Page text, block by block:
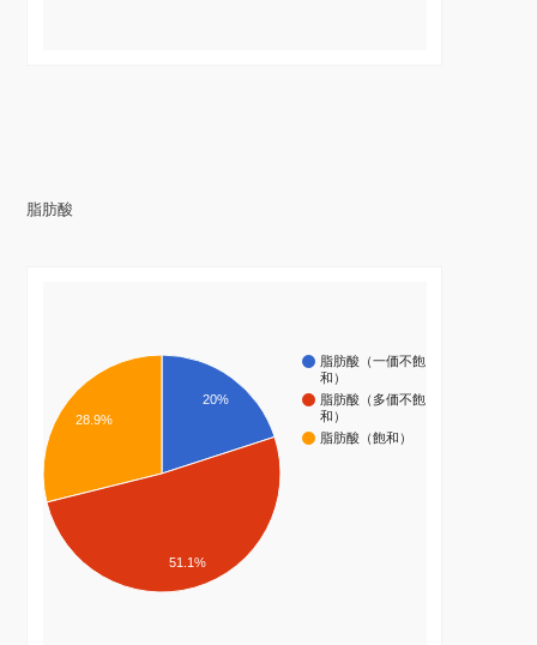
脂肪酸
脂肪酸（一価不飽
和）
脂肪酸（多価不飽
和）
脂肪酸（飽和）
20%
28.9%
51.1%